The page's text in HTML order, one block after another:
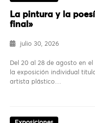
La pintura y la
final»
julio 30, 2026
Del 20 al 28 de agosto en
la exposición individual
artista plástico…